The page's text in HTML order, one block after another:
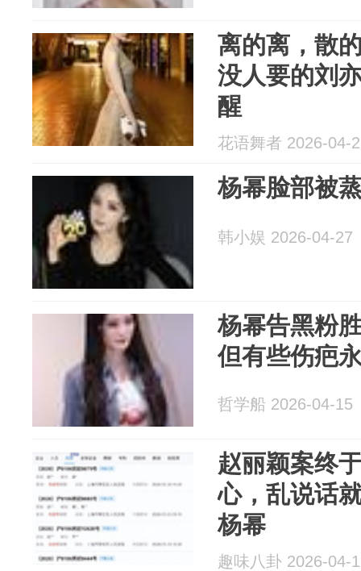
离的离，散
没人要的刘
醒
花语舞者 2026-04-
杨幂脸部被
韩小娱 2026-04-27
杨幂告黑粉
但有些伤疤
哲学船 2026-04-15
赵丽颖案终
心，乱说话
杨幂
趣味八卦 2026-04-